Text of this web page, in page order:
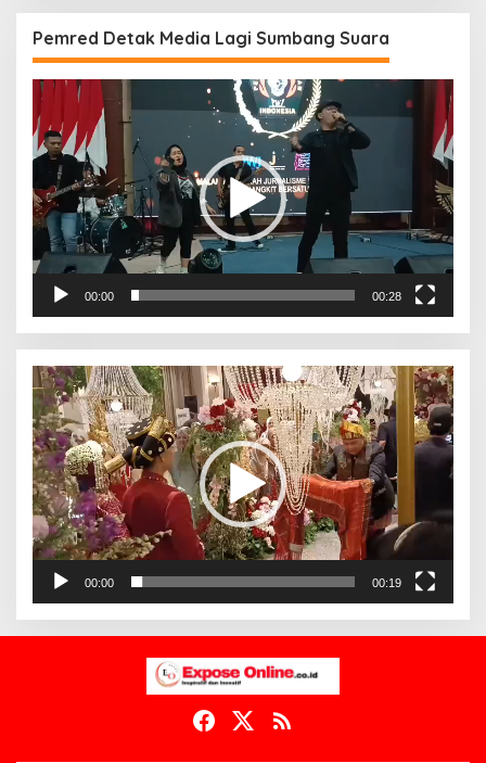
Pemred Detak Media Lagi Sumbang Suara
Pemutar
00:00 00:28
Pemutar
Video
00:00 00:19